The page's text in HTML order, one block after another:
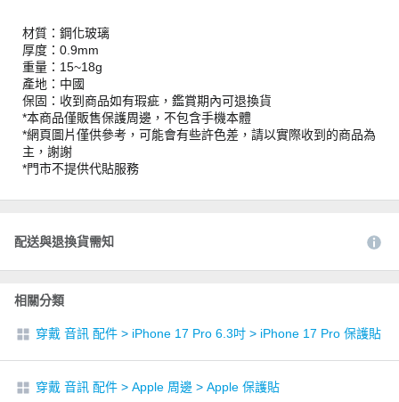
材質：鋼化玻璃
厚度：0.9mm
重量：15~18g
產地：中國
保固：收到商品如有瑕疵，鑑賞期內可退換貨
*本商品僅販售保護周邊，不包含手機本體
*網頁圖片僅供參考，可能會有些許色差，請以實際收到的商品為
主，謝謝
*門市不提供代貼服務
配送與退換貨需知
相關分類
穿戴 音訊 配件 > iPhone 17 Pro 6.3吋 > iPhone 17 Pro 保護貼
穿戴 音訊 配件 > Apple 周邊 > Apple 保護貼